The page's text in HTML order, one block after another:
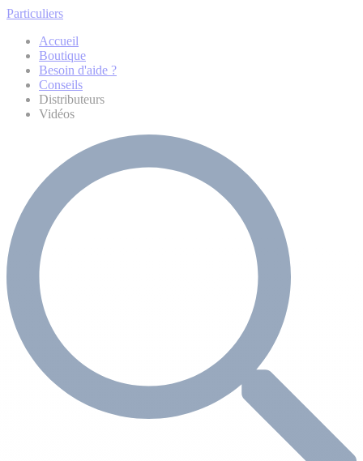
Particuliers
Accueil
Boutique
Besoin d'aide ?
Conseils
Distributeurs
Vidéos